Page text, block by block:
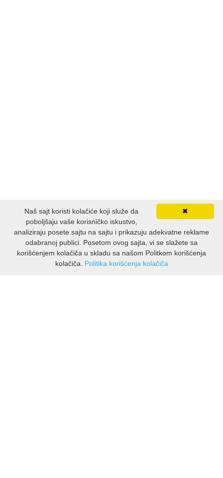
✖
Naš sajt koristi kolačiće koji služe da
poboljšaju vaše korisničko iskustvo,
analiziraju posete sajtu na sajtu i prikazuju adekvatne reklame
odabranoj publici. Posetom ovog sajta, vi se slažete sa
korišćenjem kolačiča u skladu sa našom Politkom korišćenja
kolačiča. Politika korišćenja kolačiča